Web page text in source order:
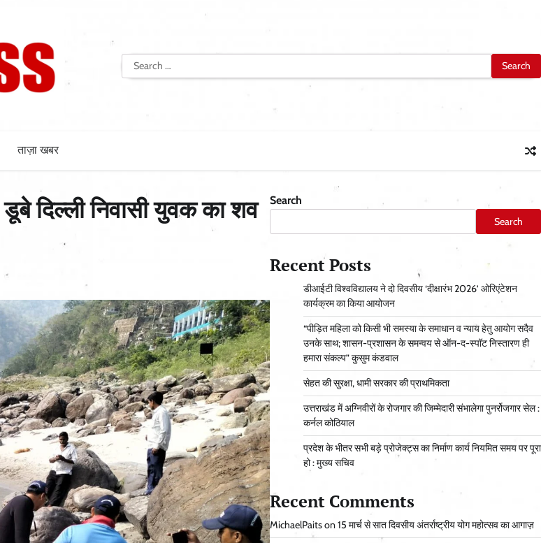
Search
for:
ताज़ा खबर
डूबे दिल्ली निवासी युवक का शव
Search
Search
Recent Posts
डीआईटी विश्वविद्यालय ने दो दिवसीय ‘दीक्षारंभ 2026’ ओरिएंटेशन
कार्यक्रम का किया आयोजन
“पीड़ित महिला को किसी भी समस्या के समाधान व न्याय हेतु आयोग सदैव
उनके साथ; शासन-प्रशासन के समन्वय से ऑन-द-स्पॉट निस्तारण ही
हमारा संकल्प” कुसुम कंडवाल
सेहत की सुरक्षा, धामी सरकार की प्राथमिकता
उत्तराखंड में अग्निवीरों के रोजगार की जिम्मेदारी संभालेगा पुनर्रोजगार सेल :
कर्नल कोठियाल
प्रदेश के भीतर सभी बड़े प्रोजेक्ट्स का निर्माण कार्य नियमित समय पर पूरा
हो : मुख्य सचिव
Recent Comments
MichaelPaitson15 मार्च से सात दिवसीय अंतर्राष्ट्रीय योग महोत्सव का आगाज़